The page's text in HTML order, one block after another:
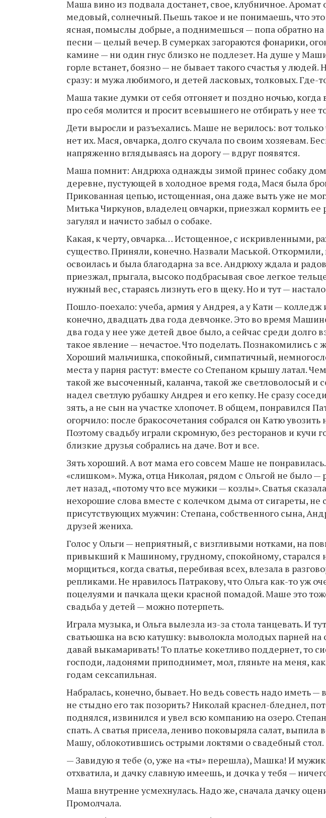
Маша вино из подвала достанет, свое, клубничное. Аромат
медовый, солнечный. Пьешь такое и не понимаешь, что
ясная, помыслы добрые, а поднимешься — попа обратно на
песни — целый вечер. В сумерках загораются фонарики,
камине — ни один гнус близко не подлезет. На душе у
горле встанет, боязно — не бывает такого счастья у людей.
сразу: и мужа любимого, и детей ласковых, толковых. Где-
Маша такие думки от себя отгоняет и поздно ночью, когда
про себя молится и просит всевышнего не отбирать у нее
Дети выросли и разъехались. Маше не верилось: вот
нет их. Мася, овчарка, долго скучала по своим хозяевам.
напряженно вглядываясь на дорогу — вдруг появятся.
Маша помнит: Андрюха однажды зимой принес собаку
деревне, пустующей в холодное время года, Мася была
Прикованная цепью, истощенная, она даже выть уже не
Митька Чиркунов, владелец овчарки, приезжал кормить ее
загулял и начисто забыл о собаке.
Какая, к черту, овчарка… Истощенное, с искривленными,
существо. Приняли, конечно. Назвали Маськой.
освоилась и была благодарна за все. Андрюху ждала и
приезжал, прыгала, высоко подбрасывая свое легкое
нужный вес, стараясь лизнуть его в щеку. Но и тут —
Пошло-поехало: учеба, армия у Андрея, а у Кати — колледж
конечно, двадцать два года девчонке. Это во время
два года у нее уже детей двое было, а сейчас среди
такое явление — нечастое. Что поделать. Познакомились
Хороший мальчишка, спокойный, симпатичный,
места у парня растут: вместе со Степаном крышу латал.
такой же высоченный, каланча, такой же светловолосый и
надел светлую рубашку Андрея и его кепку. Не сразу
зять, а не сын на участке хлопочет. В общем, понравился
огорчило: после бракосочетания собрался он Катю увозить
Поэтому свадьбу играли скромную, без ресторанов и кучи
близкие друзья собрались на даче. Вот и все.
Зять хороший. А вот мама его совсем Маше не
«слишком». Мужа, отца Николая, рядом с Ольгой не было —
лет назад, «потому что все мужики — козлы». Сватья
нехорошие слова вместе с колечком дыма от сигареты, не
присутствующих мужчин: Степана, собственного сына,
друзей жениха.
Голос у Ольги — неприятный, с визгливыми нотками, на
привыкший к Машиному, грудному, спокойному, старался
морщиться, когда сватья, перебивая всех, влезала в
репликами. Не нравилось Патракову, что Ольга как-то уж
поцелуями и пачкала щеки красной помадой. Маше это
свадьба у детей — можно потерпеть.
Играла музыка, и Ольга вылезла из-за стола танцевать. И
сватьюшка на всю катушку: выволокла молодых парней на
давай выкамаривать! То платье кокетливо поддернет, то
господи, ладонями приподнимет, мол, гляньте на меня,
годам сексапильная.
Набралась, конечно, бывает. Но ведь совесть надо иметь
не стыдно его так позорить? Николай краснел-бледнел,
поднялся, извинился и увел всю компанию на озеро.
спать. А сватья присела, лениво поковыряла салат, выпила
Машу, облокотившись острыми локтями о свадебный стол.
— Завидую я тебе (о, уже на «ты» перешла), Машка! И
отхватила, и дачку славную имеешь, и дочка у тебя —
Маша внутренне усмехнулась. Надо же, сначала дачку
Промолчала.